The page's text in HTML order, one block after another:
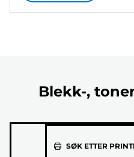
Blekk-,
SØK ETTER